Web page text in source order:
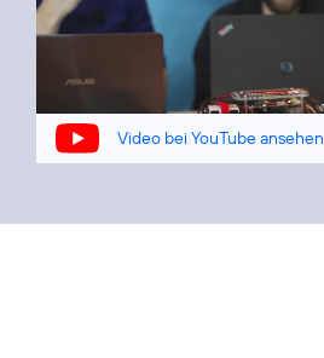
Video bei YouTube ansehen